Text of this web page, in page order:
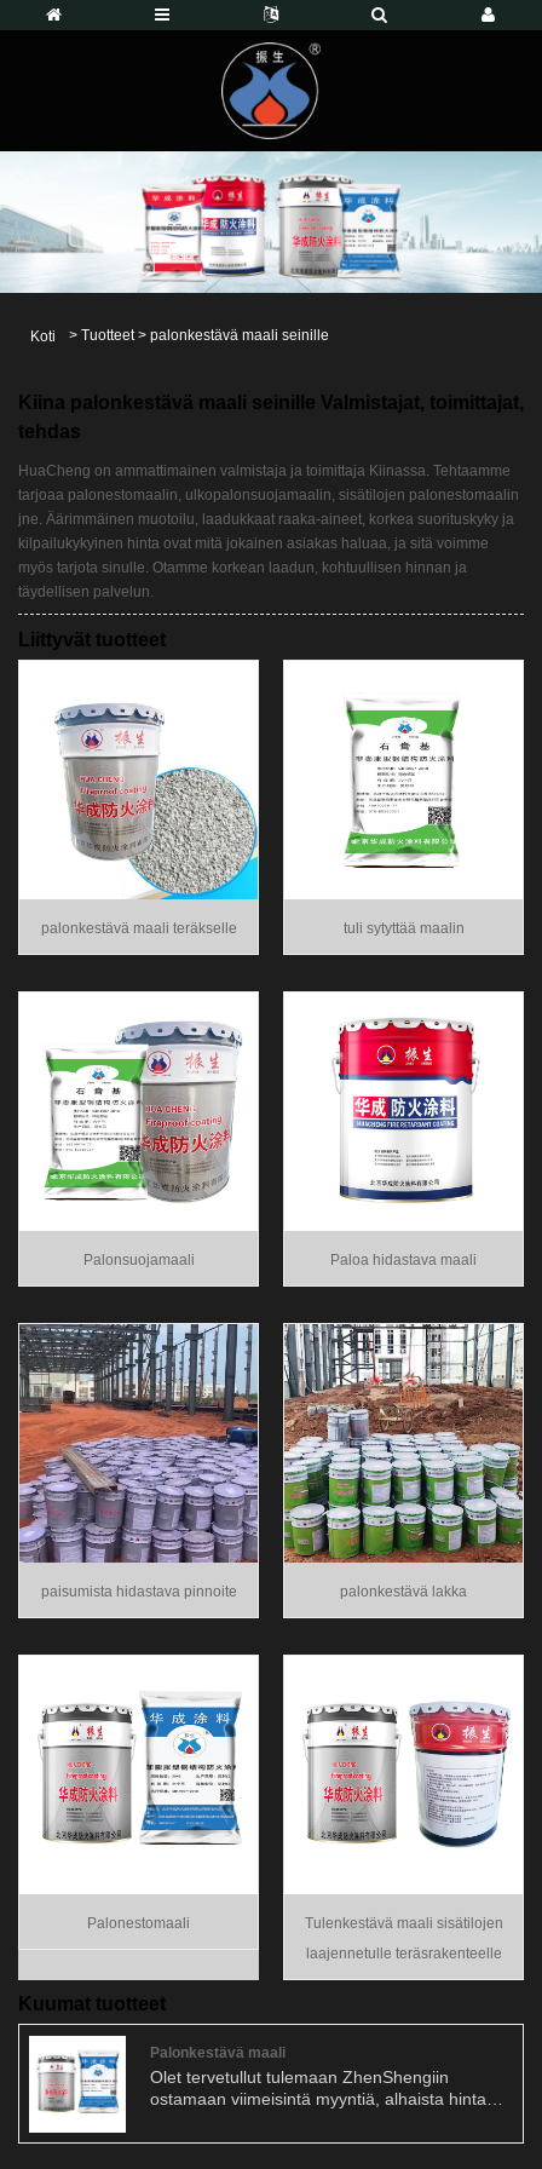
Koti > Tuotteet > palonkestävä maali seinille
Kiina palonkestävä maali seinille Valmistajat, toimittajat,
tehdas
HuaCheng on ammattimainen valmistaja ja toimittaja Kiinassa. Tehtaamme
tarjoaa palonestomaalin, ulkopalonsuojamaalin, sisätilojen palonestomaalin
jne. Äärimmäinen muotoilu, laadukkaat raaka-aineet, korkea suorituskyky ja
kilpailukykyinen hinta ovat mitä jokainen asiakas haluaa, ja sitä voimme
myös tarjota sinulle. Otamme korkean laadun, kohtuullisen hinnan ja
täydellisen palvelun.
Liittyvät tuotteet
palonkestävä maali teräkselle tuli sytyttää maalin
Palonsuojamaali Paloa hidastava maali
paisumista hidastava pinnoite palonkestävä lakka
Palonestomaali
Tulenkestävä maali sisätilojen
laajennetulle teräsrakenteelle
Kuumat tuotteet
Palonkestävä maali
Olet tervetullut tulemaan ZhenShengiin
ostamaan viimeisintä myyntiä, alhaista hintaa
Proof Paint, toinen nimi tulenkestävälle